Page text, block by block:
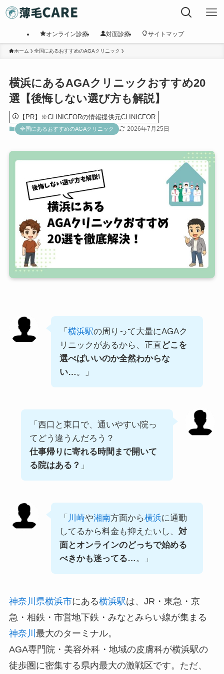
オンライン診療 対面診療 サイトマップ
ホーム 全国にあるおすすめのAGAクリニック
横浜にあるAGAクリニックおすすめ20
選【後悔しない選び方も解説】
【PR】※CLINICFORの情報提供元CLINICFOR
全国にあるおすすめのAGAクリニック 2026年7月25日
「 横浜駅の周りって大量にAGAク
リニックがあるから、正直どこを
選べばいいのか全然わからな
い…。」
「西口と東口で、通いやすい院っ
てどう違うんだろう？
仕事帰りに寄れる時間まで開いて
る院はある？ 」
「 川崎や湘南方面から横浜に通勤
してるから料金も抑えたいし、 対
面とオンラインのどっちで始める
べきかも迷ってる… 。」
神奈川県横浜市にある横浜駅は、JR・東急・京
急・相鉄・市営地下鉄・みなとみらい線が集まる
神奈川 最大のターミナル。
AGA専門院・美容外科・地域の皮膚科が横浜駅の
徒歩圏に密集する県内最大の激戦区です。ただ、